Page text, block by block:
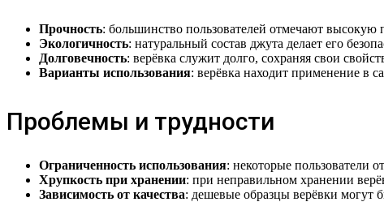
Прочность: большинство пользователей отмечают высокую
Экологичность: натуральный состав джута делает его
Долговечность: верёвка служит долго, сохраняя свои
Варианты использования: верёвка находит применение в
Проблемы и трудности
Ограниченность использования: некоторые пользователи
Хрупкость при хранении: при неправильном хранении
Зависимость от качества: дешевые образцы верёвки